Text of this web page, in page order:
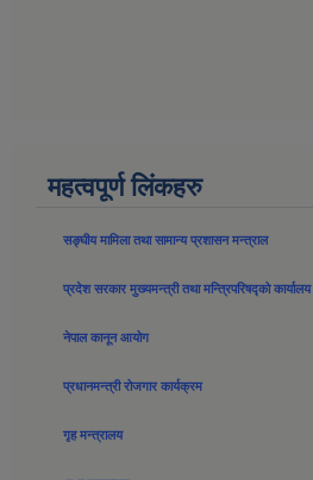
महत्वपूर्ण लिंकहरु
सङ्घीय मामिला तथा सामान्य प्रशासन मन्त्राल
प्रदेश सरकार मुख्यमन्त्री तथा मन्त्रिपरिषद्को कार्यालय
नेपाल कानून आयोग
प्रधानमन्त्री रोजगार कार्यक्रम
गृह मन्त्रालय